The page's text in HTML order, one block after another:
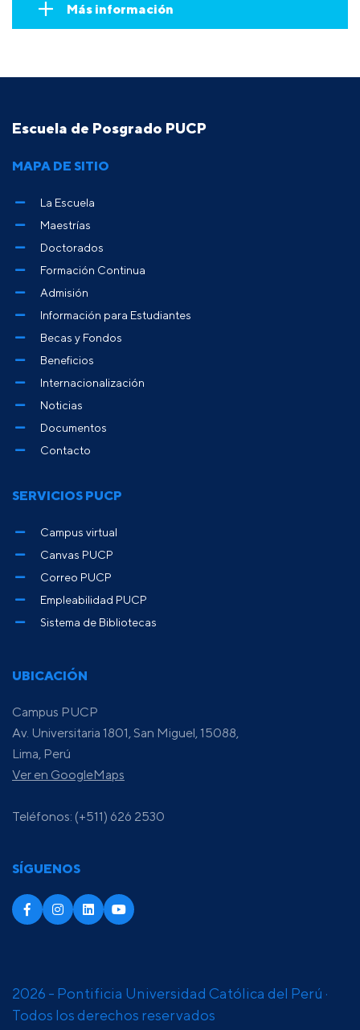
Más información
Escuela de Posgrado PUCP
UBICACIÓN
Campus PUCP
Av. Universitaria 1801, San Miguel, 15088,
Lima, Perú
Ver en GoogleMaps
Teléfonos: (+511) 626 2530
SÍGUENOS
MAPA DE SITIO
La Escuela
Maestrías
Doctorados
Formación Continua
Admisión
Información para Estudiantes
Becas y Fondos
Beneficios
Internacionalización
Noticias
Documentos
Contacto
SERVICIOS PUCP
Campus virtual
Canvas PUCP
Correo PUCP
Empleabilidad PUCP
Sistema de Bibliotecas
2026 - Pontificia Universidad Católica del Perú ·
Todos los derechos reservados